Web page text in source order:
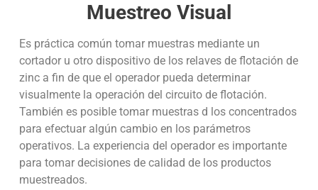
Muestreo Visual
Es práctica común tomar muestras mediante un
cortador u otro dispositivo de los relaves de flotación de
zinc a fin de que el operador pueda determinar
visualmente la operación del circuito de flotación.
También es posible tomar muestras d los concentrados
para efectuar algún cambio en los parámetros
operativos. La experiencia del operador es importante
para tomar decisiones de calidad de los productos
muestreados.